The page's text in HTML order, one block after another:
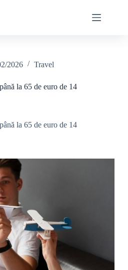
2026 Travel
la 65 de euro de 14
la 65 de euro de 14